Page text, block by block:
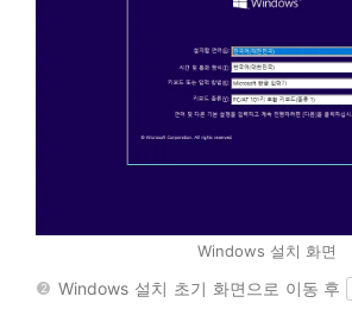
Windows 설치 화면
Windows 설치 초기 화면으로 이동 후